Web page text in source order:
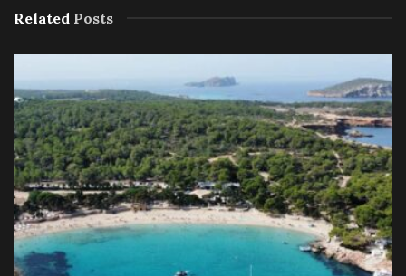
Related Posts